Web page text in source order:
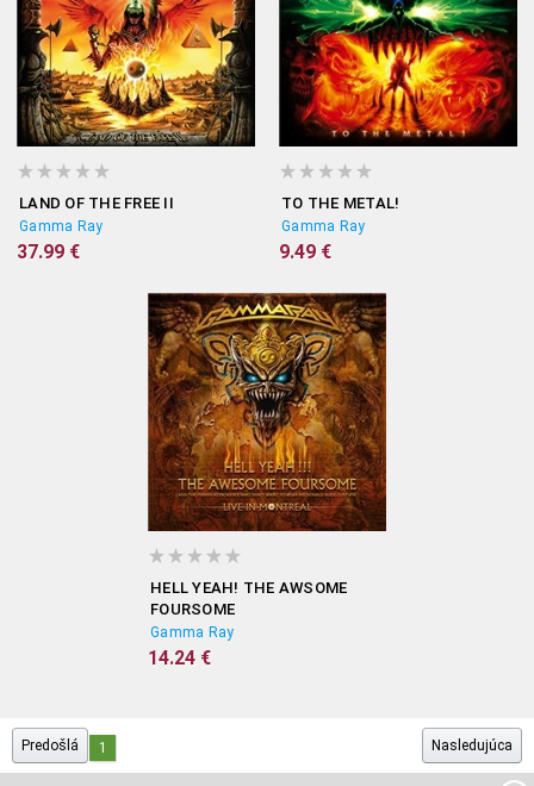
LAND OF THE FREE II
Gamma Ray
37.99 €
TO THE METAL!
Gamma Ray
9.49 €
HELL YEAH! THE AWSOME
FOURSOME
Gamma Ray
14.24 €
Predošlá 1 Nasledujúca